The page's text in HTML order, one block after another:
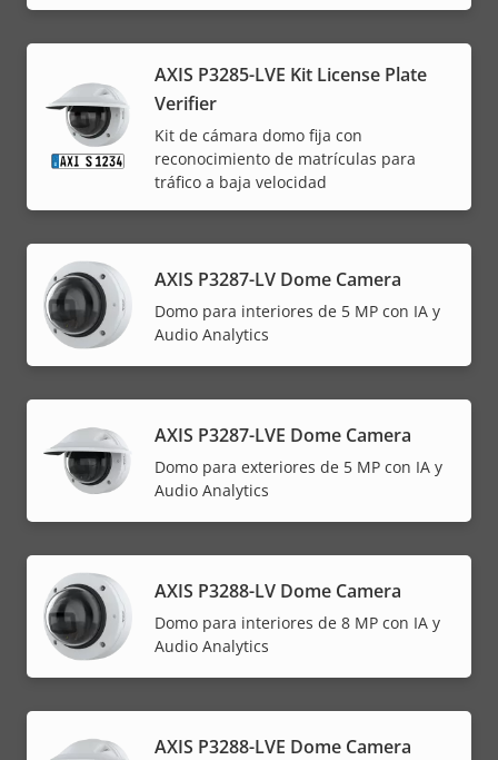
AXIS P3285-LVE Kit License Plate
Verifier
Kit de cámara domo fija con
reconocimiento de matrículas para
tráfico a baja velocidad
AXIS P3287-LV Dome Camera
Domo para interiores de 5 MP con IA y
Audio Analytics
AXIS P3287-LVE Dome Camera
Domo para exteriores de 5 MP con IA y
Audio Analytics
AXIS P3288-LV Dome Camera
Domo para interiores de 8 MP con IA y
Audio Analytics
AXIS P3288-LVE Dome Camera